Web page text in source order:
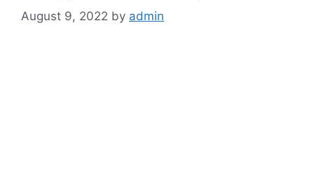
August 9, 2022 by admin